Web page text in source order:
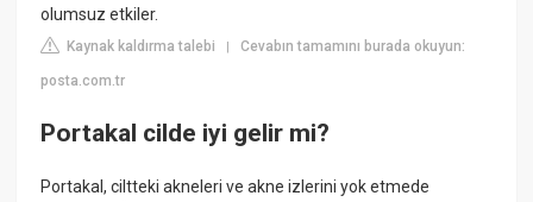
olumsuz etkiler.
Kaynak kaldırma talebi |Cevabın tamamını burada okuyun:
posta.com.tr
Portakal cilde iyi gelir mi?
Portakal, ciltteki akneleri ve akne izlerini yok etmede